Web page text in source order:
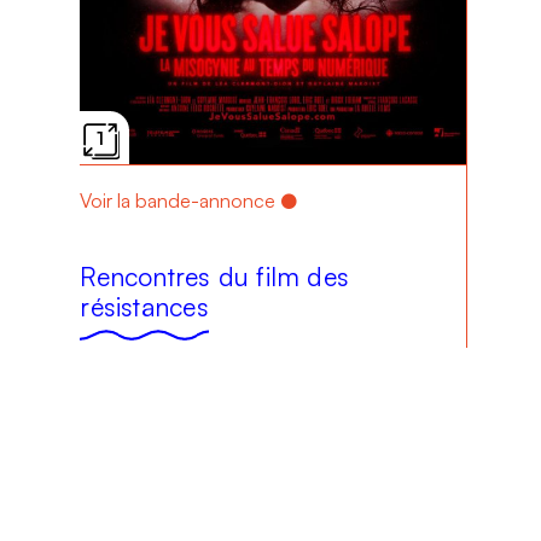
1
Voir la bande-annonce
Rencontres du film des
résistances